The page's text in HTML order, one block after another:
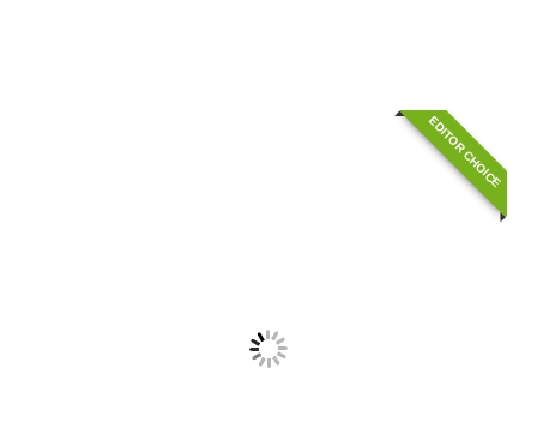
EDITOR CHOICE